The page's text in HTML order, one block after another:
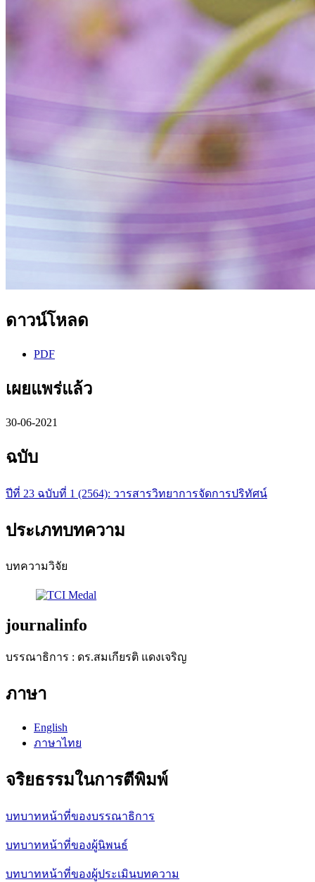
ดาวน์โหลด
PDF
เผยแพร่แล้ว
30-06-2021
ฉบับ
ปีที่ 23 ฉบับที่ 1 (2564): วารสารวิทยาการจัดการปริทัศน์
ประเภทบทความ
บทความวิจัย
journalinfo
บรรณาธิการ : ดร.สมเกียรติ แดงเจริญ
ภาษา
English
ภาษาไทย
จริยธรรมในการตีพิมพ์
บทบาทหน้าที่ของบรรณาธิการ
บทบาทหน้าที่ของผู้นิพนธ์
บทบาทหน้าที่ของผู้ประเมินบทความ